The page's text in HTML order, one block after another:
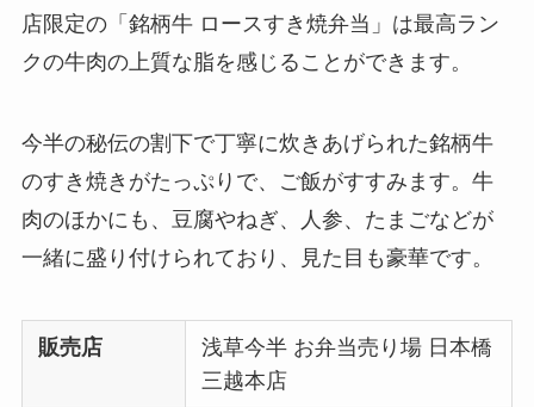
店限定の「銘柄牛 ロースすき焼弁当」は最高ラン
クの牛肉の上質な脂を感じることができます。
今半の秘伝の割下で丁寧に炊きあげられた銘柄牛
のすき焼きがたっぷりで、ご飯がすすみます。牛
肉のほかにも、豆腐やねぎ、人参、たまごなどが
一緒に盛り付けられており、見た目も豪華です。
販売店
浅草今半 お弁当売り場 日本橋
三越本店